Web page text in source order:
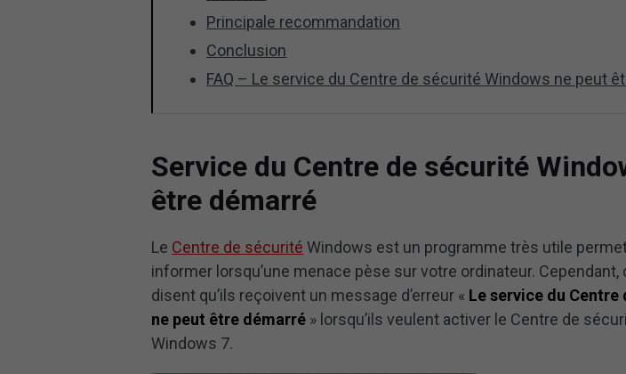
Principale recommandation
Conclusion
FAQ – Le service du Centre de sécurité Windows ne peut
Service du Centre de sécurité
être démarré
Le Centre de sécurité Windows est un programme très utile
informer lorsqu’une menace pèse sur votre ordinateur.
disent qu’ils reçoivent un message d’erreur « Le service du
ne peut être démarré » lorsqu’ils veulent activer le Centre de
Windows 7.